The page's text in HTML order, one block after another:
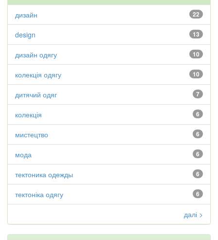
22
дизайн
13
design
10
дизайн одягу
10
колекція одягу
7
дитячий одяг
6
колекція
6
мистецтво
6
мода
6
тектоника одежды
6
тектоніка одягу
далі >